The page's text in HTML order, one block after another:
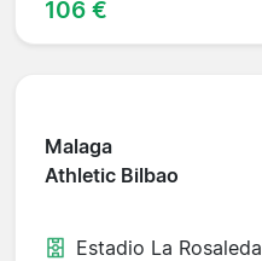
106 €
Malaga
Athletic Bilbao
Estadio La Rosaleda